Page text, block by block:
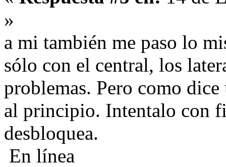
»
a mi también me paso lo
sólo con el central, los
problemas. Pero como
al principio. Intentalo con
desbloquea.
En línea